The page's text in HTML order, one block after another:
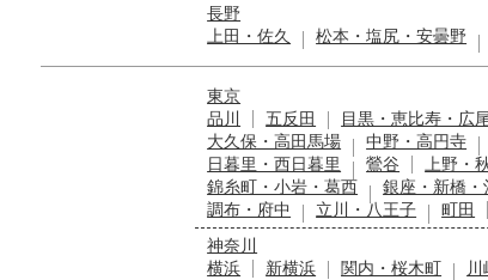
長野
上田・佐久
松本・塩尻・安曇野
東京
品川
五反田 目黒・恵比寿・広
大久保・高田馬場
中野・高円寺
日暮里・西日暮里
鶯谷 上野・
錦糸町・小岩・葛西
銀座・新橋・
調布・府中
立川・八王子 町田
神奈川
横浜
新横浜 関内・桜木町